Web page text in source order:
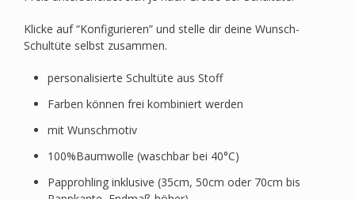
Klicke auf “Konfigurieren” und stelle dir deine Wunsch-
Schultüte selbst zusammen.
personalisierte Schultüte aus Stoff
Farben können frei kombiniert werden
mit Wunschmotiv
100%Baumwolle (waschbar bei 40°C)
Papprohling inklusive (35cm, 50cm oder 70cm bis